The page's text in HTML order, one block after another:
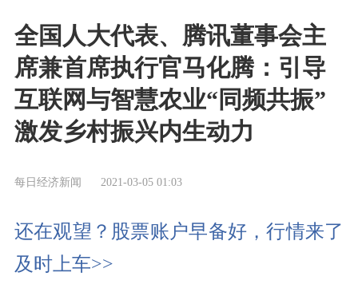
全国人大代表、腾讯董事会主
席兼首席执行官马化腾：引导
互联网与智慧农业“同频共振”
激发乡村振兴内生动力
每日经济新闻 2021-03-05 01:03
还在观望？股票账户早备好，行情来了
及时上车>>